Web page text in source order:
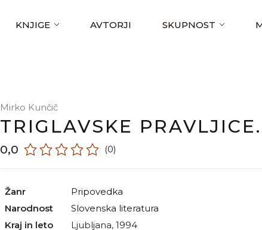
KNJIGE AVTORJI SKUPNOST
Mirko Kunčič
TRIGLAVSKE PRAVLJICE.
0,0 (0)
Žanr
pripovedka
Narodnost
slovenska literatura
Kraj in leto
Ljubljana, 1994